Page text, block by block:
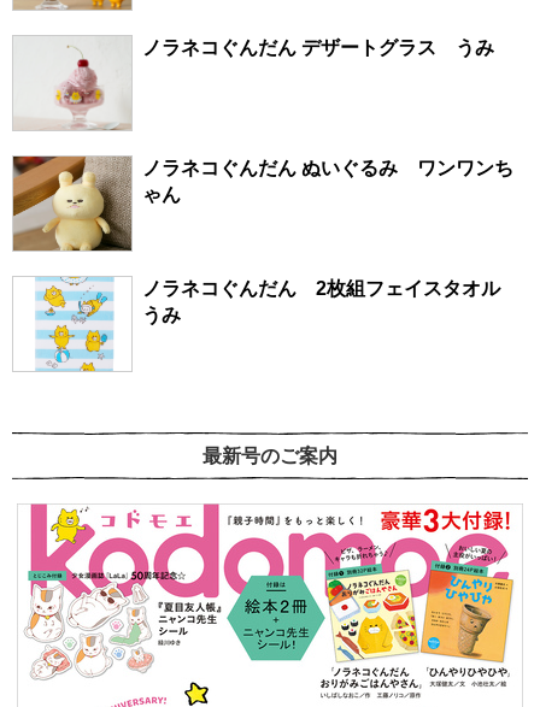
ノラネコぐんだん デザートグラス うみ
ノラネコぐんだん ぬいぐるみ ワンワンち
ゃん
ノラネコぐんだん 2枚組フェイスタオル
うみ
最新号のご案内